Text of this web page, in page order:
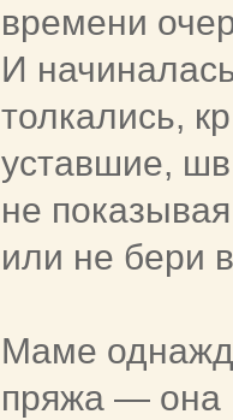
времени
И
толкались,
уставшие,
не
или не бери
Маме
пряжа — она